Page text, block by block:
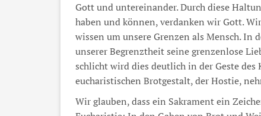
Gott und untereinander. Durch diese
haben und können, verdanken wir Gott.
wissen um unsere Grenzen als Mensch.
unserer Begrenztheit seine grenzenlose
schlicht wird dies deutlich in der Geste
eucharistischen Brotgestalt, der Hostie,
Wir glauben, dass ein Sakrament ein